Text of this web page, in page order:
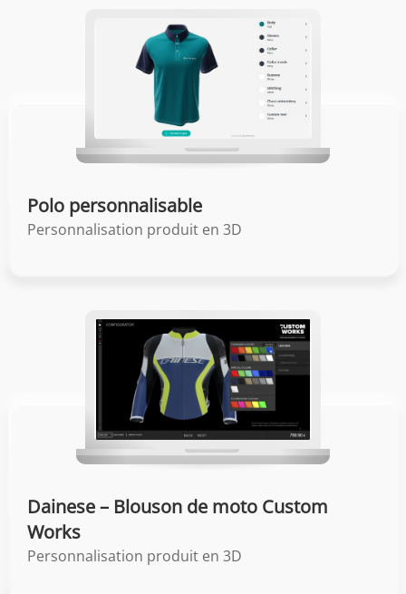
Polo personnalisable
Personnalisation produit en 3D
Dainese – Blouson de moto Custom
Works
Personnalisation produit en 3D